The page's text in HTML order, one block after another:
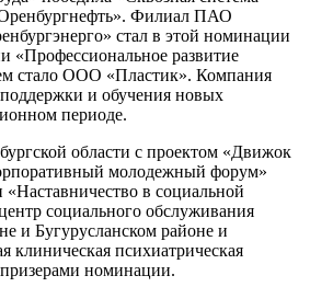
Филиал ПАО
стал в этой номинации
«Профессиональное развитие
стало ООО «Пластик». Компания
и обучения новых
периоде.
области с проектом «Движок
молодежный форум»
в социальной
социального обслуживания
и Бугурусланском районе и
клиническая психиатрическая
номинации.